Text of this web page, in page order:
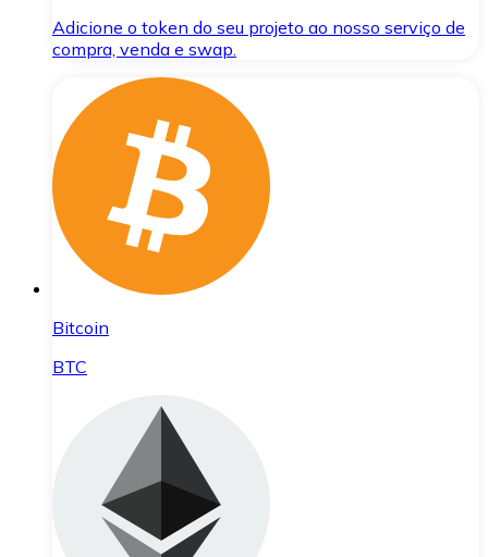
Adicione o token do seu projeto ao nosso serviço de
compra, venda e swap.
Bitcoin
BTC